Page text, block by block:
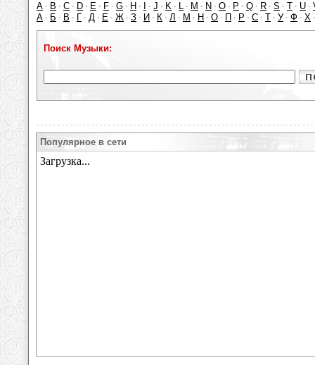
A · B · C · D · E · F · G · H · · J · K · L · M · N · O · P · Q · R · S · T · U ·
А · Б · В · Г · Д · Е · Ж · З · И · К · Л · М · Н · О · П · Р · С · Т · У · Ф · Х
Поиск Музыки:
Популярное в сети